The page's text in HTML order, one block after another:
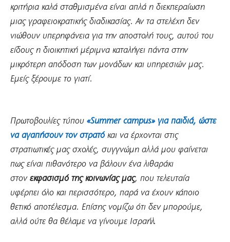
κριτήρια καλά σταθμισμένα είναι απλά η διεκπεραίωση
μιας γραφειοκρατικής διαδικασίας. Αν τα στελέχη δεν
νιώθουν υπερηφάνεια για την αποστολή τους, αυτού του
είδους η διοικητική μέριμνα καταλήγει πάντα στην
μικρότερη απόδοση των μονάδων και υπηρεσιών μας.
Εμείς ξέρουμε το γιατί.
Πρωτοβουλίες τύπου «Summer campus» για παιδιά, ώστε
να αγαπήσουν τον στρατό και να έρχονται στις
στρατιωτικές μας σχολές, συγγνώμη αλλά μου φαίνεται
πως είναι πιθανότερο να βάλουν ένα λιθαράκι
στον εκφασισμό της κοινωνίας μας, που τελευταία
υφέρπει όλο και περισσότερο, παρά να έχουν κάποιο
θετικό αποτέλεσμα. Επίσης νομίζω ότι δεν μπορούμε,
αλλά ούτε θα θέλαμε να γίνουμε Ισραήλ.